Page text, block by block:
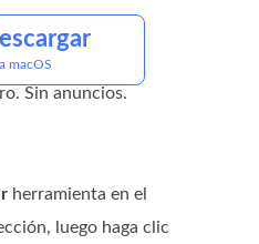
macOS
Sin anuncios.
herramienta en el
luego haga clic